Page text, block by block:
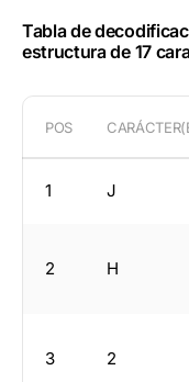
Tabla de
estructura de 17
POS
1 J
2 H
3 2